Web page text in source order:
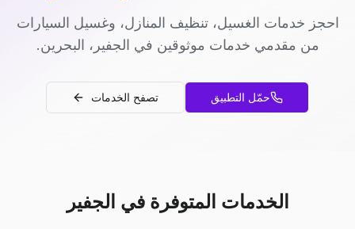
احجز خدمات الغسيل، تنظيف المنازل، وغسيل السيارات
من مقدمي خدمات موثوقين في الجفير، البحرين.
حمّل التطبيق تصفح الخدمات
الخدمات المتوفرة في الجفير